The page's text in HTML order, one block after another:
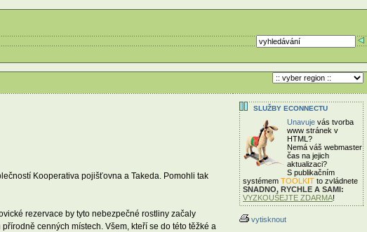
Kooperativa pojišťovna a Takeda. Pomohli tak
rezervace by tyto nebezpečné rostliny začaly
cenných místech. Všem, kteří se do této těžké a
SLUŽBY ECONNECTU
Unavuje vás tvorba
www stránek v
HTML?
Nemá váš webmaster
čas na jejich
aktualizaci?
S publikačním
systémem TOOLKIT to zvládnete
SNADNO, RYCHLE A SAMI:
VYZKOUŠEJTE ZDARMA!
vytisknout